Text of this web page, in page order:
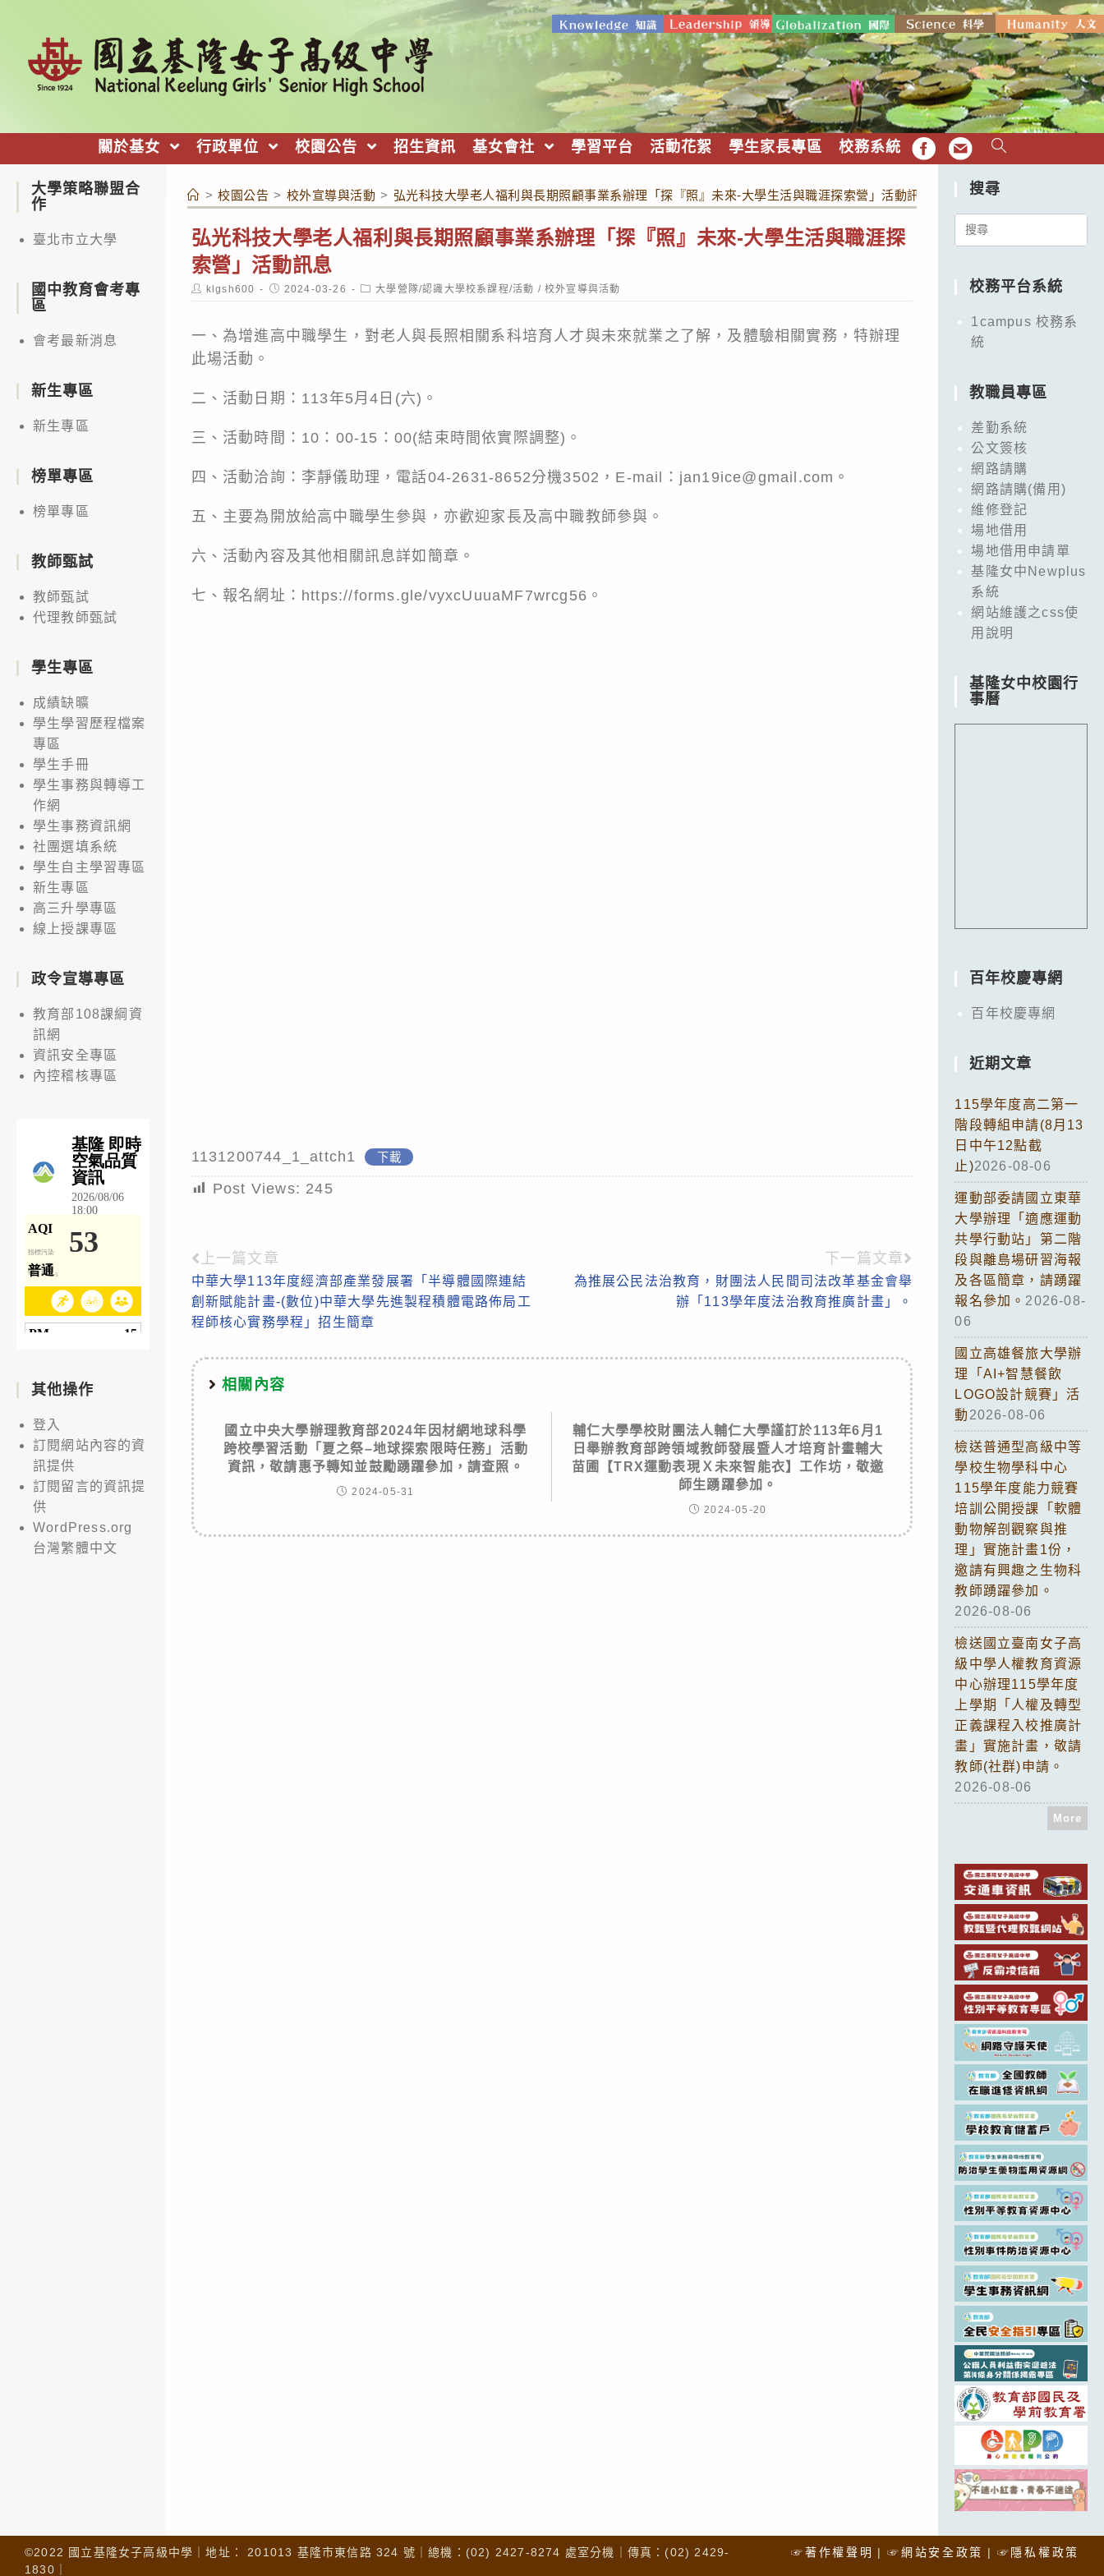
關於基女 行政單位 校園公告 招生資訊 基女會社 學習平台 活動花絮 學生家長專區 校務系統 FB EMAIL
> 校園公告 > 校外宣導與活動 > 弘光科技大學老人福利與長期照顧事業系辦理「探『照』未來-大學生活與職涯探索營」活動訊息
弘光科技大學老人福利與長期照顧事業系辦理「探『照』未來-大學生活與職涯探
索營」活動訊息
Post
author:
klgsh600
Post
published:
2024-03-26
Post
category:
大學營隊/認識大學校系課程/活動 / 校外宣導與活動
一、為增進高中職學生，對老人與長照相關系科培育人才與未來就業之了解，及體驗相關實務，特辦理
此場活動。
二、活動日期：113年5月4日(六)。
三、活動時間：10：00-15：00(結束時間依實際調整)。
四、活動洽詢：李靜儀助理，電話04-2631-8652分機3502，E-mail：jan19ice@gmail.com。
五、主要為開放給高中職學生參與，亦歡迎家長及高中職教師參與。
六、活動內容及其他相關訊息詳如簡章。
七、報名網址： https://forms.gle/vyxcUuuaMF7wrcg56 。
1131200744_1_attch1 下載
Post Views: 245
Read
more
articles
上一篇文章
中華大學113年度經濟部產業發展署「半導體國際連結
創新賦能計畫-(數位)中華大學先進製程積體電路佈局工
程師核心實務學程」招生簡章
下一篇文章
為推展公民法治教育，財團法人民間司法改革基金會舉
辦「113學年度法治教育推廣計畫」。
相關內容
國立中央大學辦理教育部2024年因材網地球科學
跨校學習活動「夏之祭–地球探索限時任務」活動
資訊，敬請惠予轉知並鼓勵踴躍參加，請查照。
2024-05-31
輔仁大學學校財團法人輔仁大學謹訂於113年6月1
日舉辦教育部跨領域教師發展暨人才培育計畫輔大
苗圃【TRX運動表現Ｘ未來智能衣】工作坊，敬邀
師生踴躍參加。
2024-05-20
大學策略聯盟合
作
臺北市立大學
國中教育會考專
區
會考最新消息
新生專區
新生專區
榜單專區
榜單專區
教師甄試
教師甄試
代理教師甄試
學生專區
成績缺曠
學生學習歷程檔案
專區
學生手冊
學生事務與轉導工
作網
學生事務資訊網
社團選填系統
學生自主學習專區
新生專區
高三升學專區
線上授課專區
政令宣導專區
教育部108課綱資
訊網
資訊安全專區
內控稽核專區
其他操作
登入
訂閱網站內容的資
訊提供
訂閱留言的資訊提
供
WordPress.org
台灣繁體中文
搜尋
Search
校務平台系統
1campus 校務系
統
教職員專區
差勤系統
公文簽核
網路請購
網路請購(備用)
維修登記
場地借用
場地借用申請單
基隆女中Newplus
系統
網站維護之css使
用說明
基隆女中校園行
事曆
百年校慶專網
百年校慶專網
近期文章
115學年度高二第一
階段轉組申請(8月13
日中午12點截
止)2026-08-06
運動部委請國立東華
大學辦理「適應運動
共學行動站」第二階
段與離島場研習海報
及各區簡章，請踴躍
報名參加。 2026-08-
06
國立高雄餐旅大學辦
理「AI+智慧餐飲
LOGO設計競賽」活
動 2026-08-06
檢送普通型高級中等
學校生物學科中心
115學年度能力競賽
培訓公開授課「軟體
動物解剖觀察與推
理」實施計畫1份，
邀請有興趣之生物科
教師踴躍參加。
2026-08-06
檢送國立臺南女子高
級中學人權教育資源
中心辦理115學年度
上學期「人權及轉型
正義課程入校推廣計
畫」實施計畫，敬請
教師(社群)申請。
2026-08-06
More
☞著作權聲明 ☞網站安全政策 ☞隱私權政策
©2022 國立基隆女子高級中學｜地址： 201013 基隆市東信路 324 號｜總機：(02) 2427-8274 處室分機｜傳真：(02) 2429-
1830｜